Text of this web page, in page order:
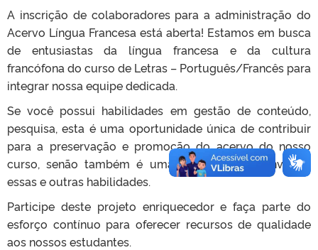
A inscrição de colaboradores para a administração do
Acervo Língua Francesa está aberta! Estamos em busca
de entusiastas da língua francesa e da cultura
francófona do curso de Letras – Português/Francês para
integrar nossa equipe dedicada.
Se você possui habilidades em gestão de conteúdo,
pesquisa, esta é uma oportunidade única de contribuir
para a preservação e promoção do acervo do nosso
curso, senão também é uma chance de desenvolver
essas e outras habilidades.
Participe deste projeto enriquecedor e faça parte do
esforço contínuo para oferecer recursos de qualidade
aos nossos estudantes.